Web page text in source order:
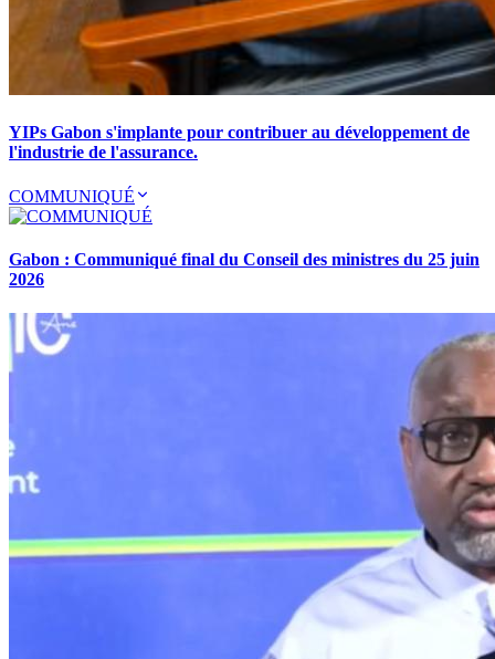
YIPs Gabon s'implante pour contribuer au développement de
l'industrie de l'assurance.
COMMUNIQUÉ
Gabon : Communiqué final du Conseil des ministres du 25 juin
2026